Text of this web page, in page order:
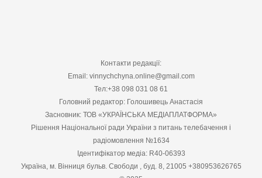
Контакти редакції:
Email: vinnychchyna.online@gmail.com
Тел:+38 098 031 08 61
Головний редактор: Голошивець Анастасія
Засновник: ТОВ «УКРАЇНСЬКА МЕДІАПЛАТФОРМА»
Рішення Національної ради України з питань телебачення і
радіомовлення №1634
Ідентифікатор медіа: R40-06393
Україна, м. Вінниця бульв. Свободи , буд. 8, 21005 +380953626765